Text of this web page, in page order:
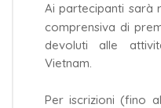
Ai partecipanti sarà
comprensiva di
devoluti alle
Vietnam.
Per iscrizioni (fino